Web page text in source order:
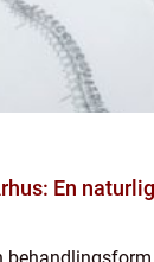
En